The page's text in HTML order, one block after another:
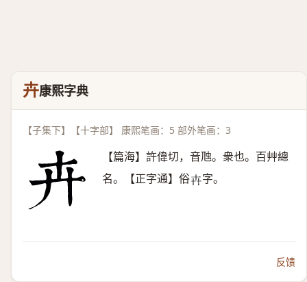
卉康熙字典
【子集下】【十字部】 康熙笔画：5 部外笔画：3
【篇海】許偉切，音虺。衆也。百艸總
名。【正字通】俗𠦄字。
反馈